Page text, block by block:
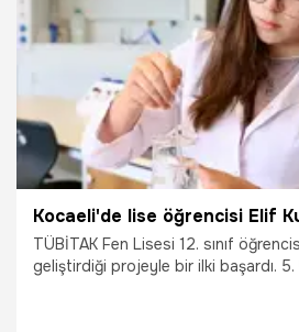
7.07.2026 İddaa
TÜBİTAK Fen Lisesi 12. sınıf
geliştirdiği projeyle bir ilki başardı.